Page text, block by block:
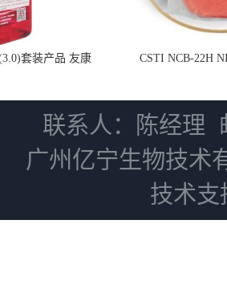
套装产品 友康
CSTI NCB-22H
联系人：陈经理
广州亿宁生物技术
技术